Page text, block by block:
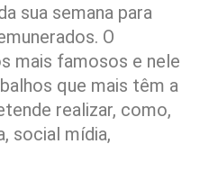
sua semana para
O
mais famosos e nele
que mais têm a
realizar, como,
social mídia,